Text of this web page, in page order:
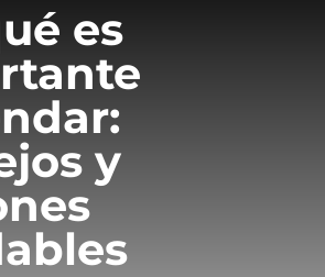
es
y